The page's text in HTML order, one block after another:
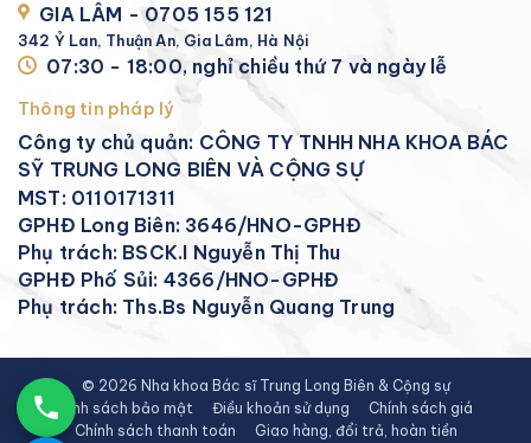
GIA LÂM - 0705 155 121
342 Ỷ Lan, Thuận An, Gia Lâm, Hà Nội
07:30 - 18:00, nghỉ chiều thứ 7 và ngày lễ
Thông tin pháp lý
Công ty chủ quản: CÔNG TY TNHH NHA KHOA BÁC
SỸ TRUNG LONG BIÊN VÀ CỘNG SỰ
MST: 0110171311
GPHĐ Long Biên: 3646/HNO-GPHĐ
Phụ trách: BSCK.I Nguyễn Thị Thu
GPHĐ Phố Sủi: 4366/HNO-GPHĐ
Phụ trách: Ths.Bs Nguyễn Quang Trung
© 2026 Nha khoa Bác sĩ Trung Long Biên & Cộng sự
Chính sách bảo mật
Điều khoản sử dụng
Chính sách giá
Chính sách thanh toán
Giao hàng, đổi trả, hoàn tiền